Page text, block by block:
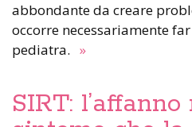
abbondante da creare
occorre necessariamente
pediatra. »
SIRT: